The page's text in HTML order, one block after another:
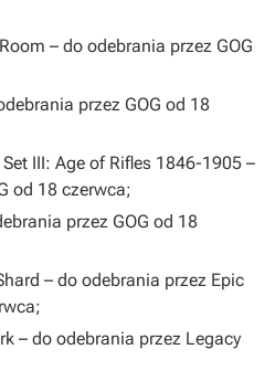
– do odebrania przez GOG
przez GOG od 18
III: Age of Rifles 1846-1905 –
od 18 czerwca;
przez GOG od 18
– do odebrania przez Epic
– do odebrania przez Legacy